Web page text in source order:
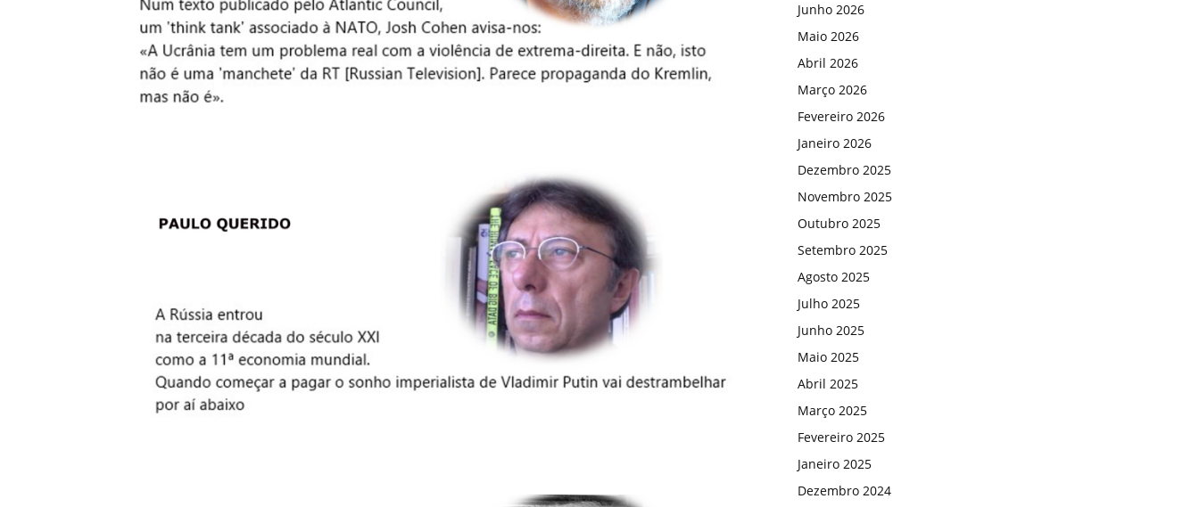
Junho 2026
Maio 2026
Abril 2026
Março 2026
Fevereiro 2026
Janeiro 2026
Dezembro 2025
Novembro 2025
Outubro 2025
Setembro 2025
Agosto 2025
Julho 2025
Junho 2025
Maio 2025
Abril 2025
Março 2025
Fevereiro 2025
Janeiro 2025
Dezembro 2024